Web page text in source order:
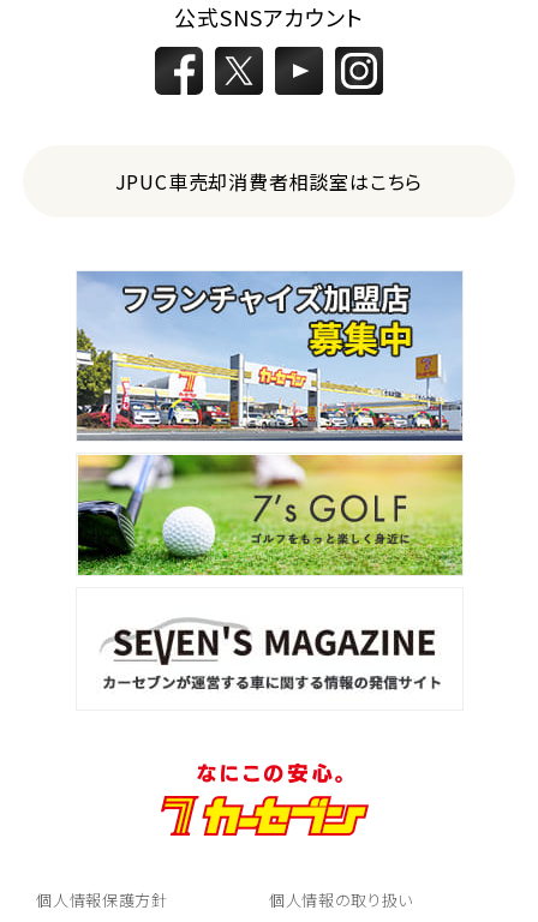
公式SNSアカウント
JPUC車売却消費者相談室はこちら
個人情報保護方針 個人情報の取り扱い